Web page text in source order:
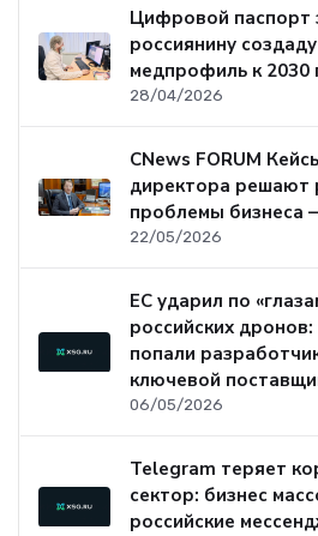
Цифровой паспорт
россиянину
медпрофиль к 2030
28/04/2026
CNews FORUM
директора решают
проблемы бизнеса
22/05/2026
ЕС ударил по
российских
попали
ключевой
06/05/2026
Telegram теряет
сектор: бизнес
российские